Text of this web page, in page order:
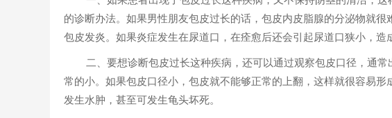
的诊断办法。如果男性朋友包皮过长的话，包皮内皮脂腺的分泌物就
包皮发炎。如果炎症发生在尿道口，在痊愈后还会引起尿道口狭小，造
二、要想诊断包皮过长这种疾病，还可以通过观察包皮口径，通
常的小。如果包皮口径小，包皮就不能够正常的上翻，这样就很容易
发生水肿，甚至可发生龟头坏死。